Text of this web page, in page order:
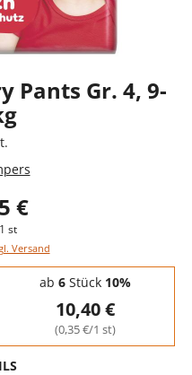
Pants Gr. 4, 9-
€
st
Versand
ab 6Stück 10%
10,40 €
(0,35 €/1 st)